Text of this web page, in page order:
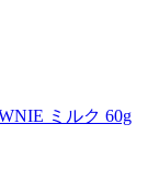
ミルク 60g